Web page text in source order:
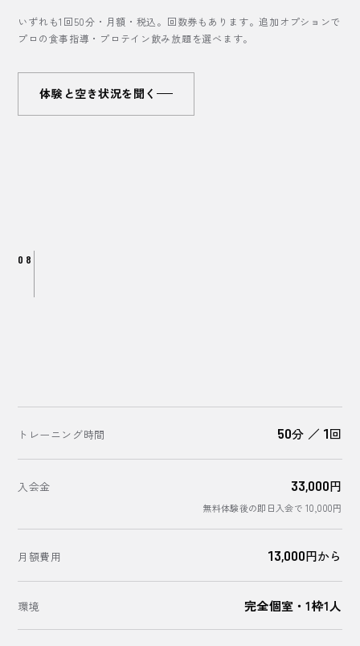
いずれも1回50分・月額・税込。回数券もあります。追加オプションで
プロの食事指導・プロテイン飲み放題を選べます。
体験と空き状況を聞く
08
トレーニング時間 50分 ／ 1回
入会金 33,000円
無料体験後の即日入会で 10,000円
月額費用 13,000円から
環境 完全個室・1枠1人